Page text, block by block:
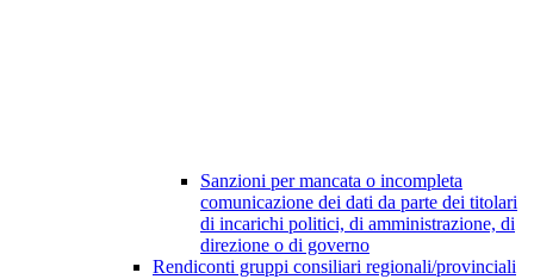
Sanzioni per mancata o incompleta
comunicazione dei dati da parte dei titolari
di incarichi politici, di amministrazione, di
direzione o di governo
Rendiconti gruppi consiliari regionali/provinciali